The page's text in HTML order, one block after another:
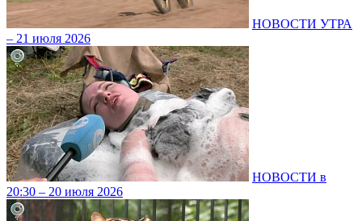
НОВОСТИ УТРА
– 21 июля 2026
НОВОСТИ в
20:30 – 20 июля 2026